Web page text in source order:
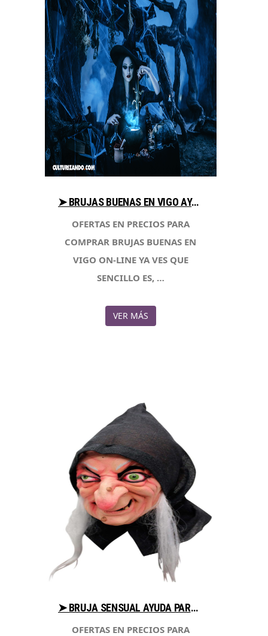
➤ BRUJAS BUENAS EN VIGO AYUDA PARA COMPRAR EN LIBRERIAESOTERICA.NET
OFERTAS EN PRECIOS PARA
COMPRAR BRUJAS BUENAS EN
VIGO ON-LINE YA VES QUE
SENCILLO ES, …
VER MÁS
➤ BRUJA SENSUAL AYUDA PARA COMPRAR CON LIBRERIAESOTERICA.NET
OFERTAS EN PRECIOS PARA